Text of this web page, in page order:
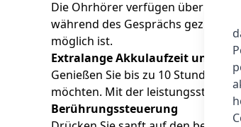
Die Ohrhörer verfügen über 3
während des Gesprächs gezielt
möglich ist.
Extralange Akkulaufzeit und
Genießen Sie bis zu 10 Stunden
möchten. Mit der leistungsstarken
Berührungssteuerung